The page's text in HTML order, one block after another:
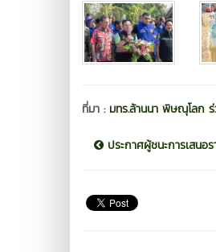
ที่มา : มทร.ล้านนา พิษณุโลก
ประกาศผู้ชนะการเสนอ